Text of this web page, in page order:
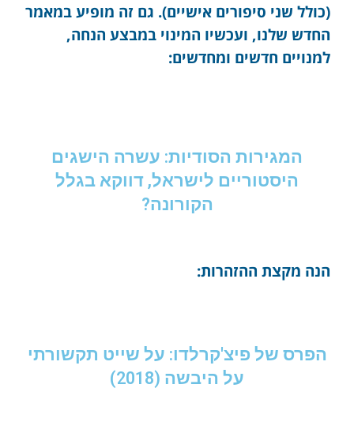
(כולל שני סיפורים אישיים). גם זה מופיע במאמר
החדש שלנו, ועכשיו המינוי במבצע הנחה,
למנויים חדשים ומחדשים:
המגירות הסודיות: עשרה הישגים
היסטוריים לישראל, דווקא בגלל
הקורונה?
הנה מקצת ההזהרות:
הפרס של פיצ'קרלדו: על שייט תקשורתי
על היבשה (2018)